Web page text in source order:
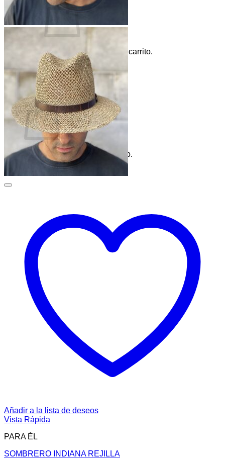
No hay productos en el carrito.
Volver a la tienda
0
Carrito
No hay productos en el carrito.
Volver a la tienda
Añadir a la lista de deseos
Vista Rápida
PARA ÉL
SOMBRERO INDIANA REJILLA